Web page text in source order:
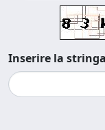
Inserire la